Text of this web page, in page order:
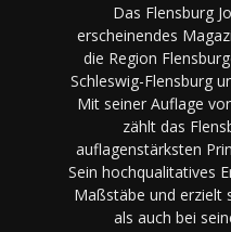
Das Flensburg
erscheinendes
die Region
Schleswig-Flensburg
Mit seiner Auflage
zählt das
auflagenstärksten
Sein hochqualitatives
Maßstäbe und erzielt
als auch bei